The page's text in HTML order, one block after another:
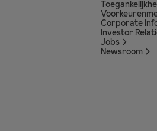
Corporate
Investor
Jobs
Newsroom